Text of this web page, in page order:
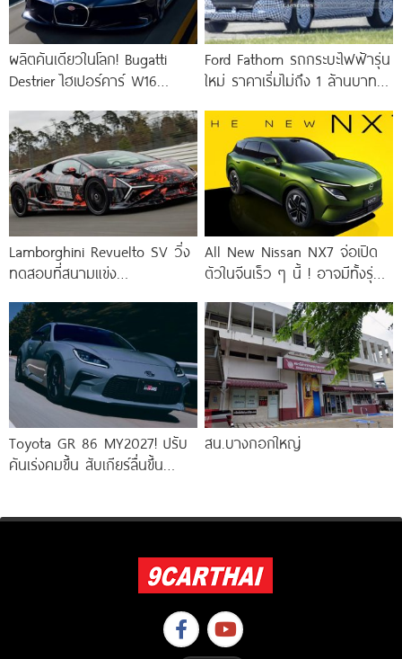
ผลิตคันเดียวในโลก! Bugatti
Destrier ไฮเปอร์คาร์ W16
จากรถแข่ง Bugatti
Ford Fathom รถกระบะไฟฟ้ารุ่น
ใหม่ ราคาเริ่มไม่ถึง 1 ล้านบาท !
Lamborghini Revuelto SV วิ่ง
ทดสอบที่สนามแข่ง
จริง 14 สิงหาคมนี้ ! เร็วกว่า
All New Nissan NX7 จ่อเปิด
ตัวในจีนเร็ว ๆ นี้ ! อาจมีทั้งรุ่น
Toyota GR 86 MY2027! ปรับ
คันเร่งคมขึ้น สับเกียร์ลื่นขึ้น
สน.บางกอกใหญ่